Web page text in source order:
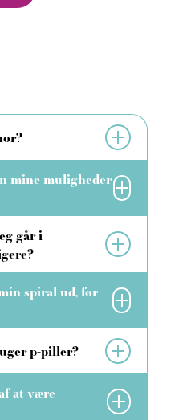
mine muligheder
går i
spiral ud, før
p-piller?
at være